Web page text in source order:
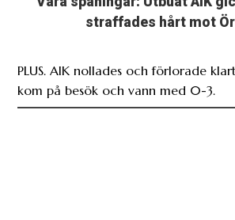
straffades hårt mot
PLUS. AIK nollades och förlorade
kom på besök och vann med 0-3.